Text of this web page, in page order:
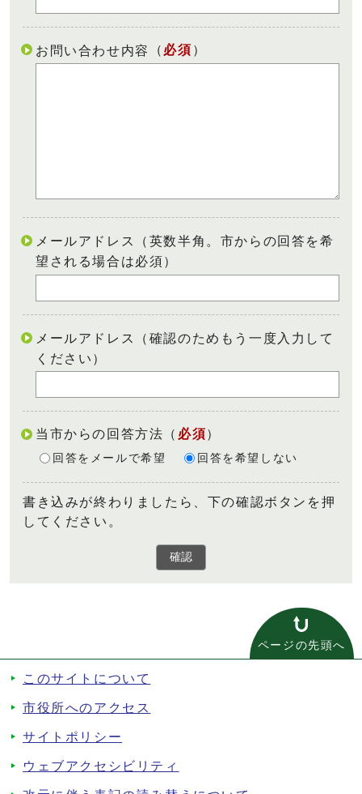
お問い合わせ内容 （ 必須 ）
メールアドレス（英数半角。市からの回答を希
望される場合は必須）
メールアドレス（確認のためもう一度入力して
ください）
当市からの回答方法 （ 必須）
回答をメールで希望 回答を希望しない
書き込みが終わりましたら、下の確認ボタンを押
してください。
確認
ページの先頭へ
このサイトについて
市役所へのアクセス
サイトポリシー
ウェブアクセシビリティ